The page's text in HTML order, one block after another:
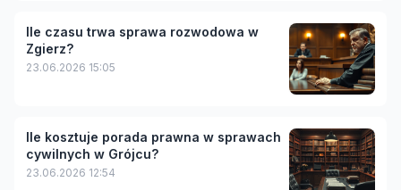
Ile czasu trwa sprawa rozwodowa w
Zgierz?
23.06.2026 15:05
Ile kosztuje porada prawna w sprawach
cywilnych w Grójcu?
23.06.2026 12:54